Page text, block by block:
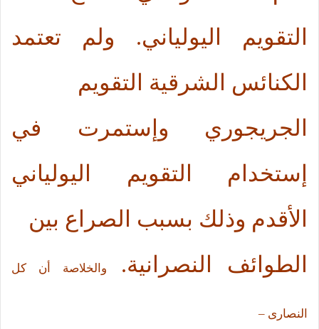
التقويم اليولياني. ولم تعتمد
الكنائس الشرقية التقويم
الجريجوري وإستمرت في
إستخدام التقويم اليولياني
الأقدم وذلك بسبب الصراع بين
الطوائف النصرانية.
والخلاصة أن كل
النصارى –